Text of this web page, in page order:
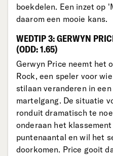
boekdelen. Een inzet op
daarom een mooie kans.
WEDTIP 3: GERWYN
(ODD: 1.65)
Gerwyn Price neemt het
Rock, een speler voor
stilaan veranderen in
martelgang. De situatie
ronduit dramatisch te
onderaan het
puntenaantal en wil het
doorkomen. Price gooit